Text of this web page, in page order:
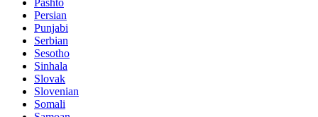
Persian
Punjabi
Serbian
Sesotho
Sinhala
Slovak
Slovenian
Somali